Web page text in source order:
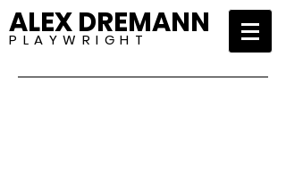
ALEX DREMANN
P L A Y W R I G H T